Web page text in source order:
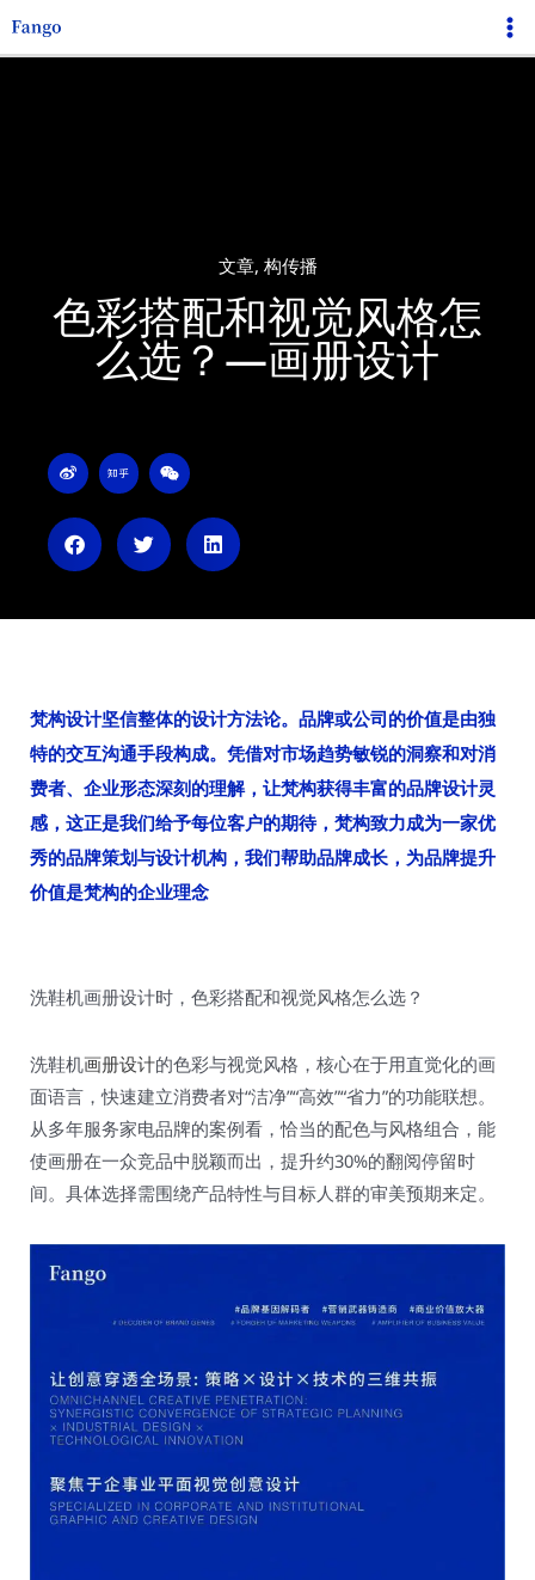
跳
至
文章, 构传播
色彩搭配和视觉风格怎
么选？—画册设计
W
e
i
Z
h
i
u
W
e
i
i
n
梵构设计坚信整体的设计方法论。品牌或公司的价值是由独
特的交互沟通手段构成。凭借对市场趋势敏锐的洞察和对消
费者、企业形态深刻的理解，让梵构获得丰富的品牌设计灵
感，这正是我们给予每位客户的期待，梵构致力成为一家优
秀的品牌策划与设计机构，我们帮助品牌成长，为品牌提升
价值是梵构的企业理念
洗鞋机画册设计时，色彩搭配和视觉风格怎么选？
洗鞋机画册设计的色彩与视觉风格，核心在于用直觉化的画
面语言，快速建立消费者对“洁净”“高效”“省力”的功能联想。
从多年服务家电品牌的案例看，恰当的配色与风格组合，能
使画册在一众竞品中脱颖而出，提升约30%的翻阅停留时
间。具体选择需围绕产品特性与目标人群的审美预期来定。